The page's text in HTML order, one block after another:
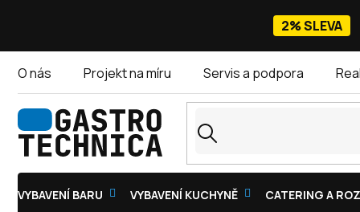
2% SLEVA
O nás Projekt na míru Servis a podpora
VYBAVENÍ BARU VYBAVENÍ KUCHYNĚ CATERING A